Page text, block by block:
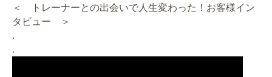
＜ トレーナーとの出会いで人生変わった！お客様イン
タビュー ＞
.
.